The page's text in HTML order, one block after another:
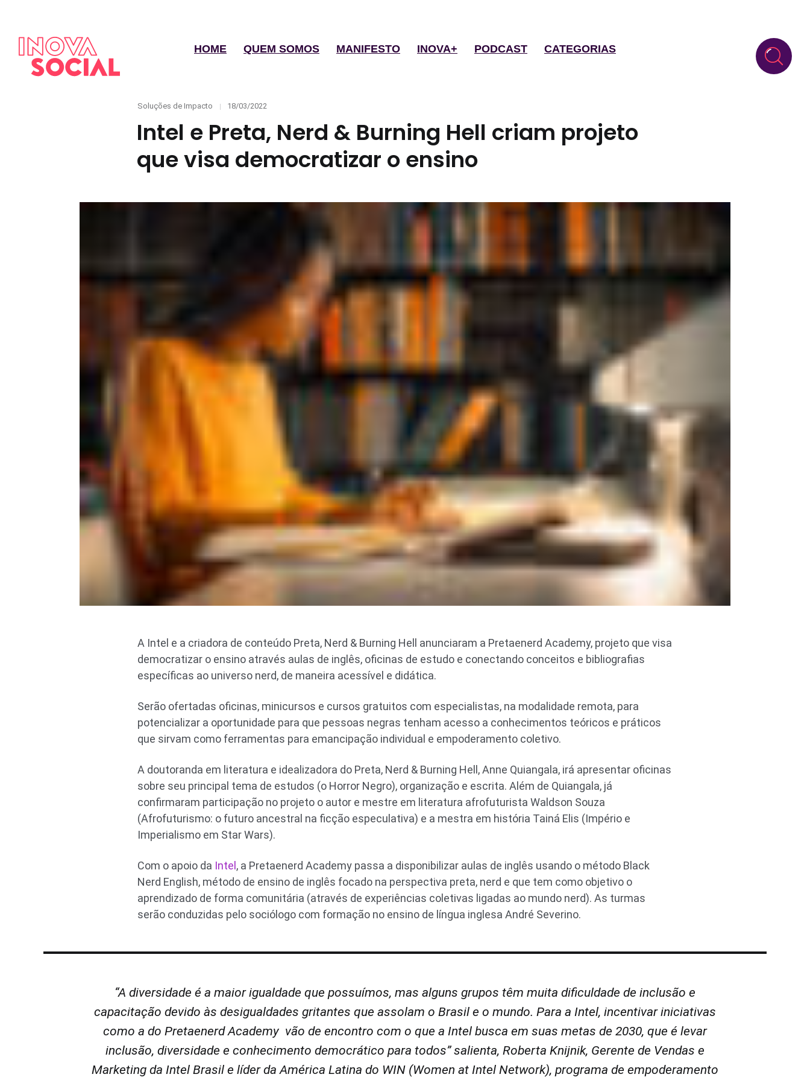
HOME QUEM SOMOS MANIFESTO INOVA+ PODCAST CATEGORIAS
Categories
Soluções de Impacto
Posted
18/03/2022
Intel e Preta, Nerd & Burning Hell criam projeto
que visa democratizar o ensino
A Intel e a criadora de conteúdo Preta, Nerd & Burning Hell anunciaram a Pretaenerd Academy, projeto que visa
democratizar o ensino através aulas de inglês, oficinas de estudo e conectando conceitos e bibliografias
específicas ao universo nerd, de maneira acessível e didática.
Serão ofertadas oficinas, minicursos e cursos gratuitos com especialistas, na modalidade remota, para
potencializar a oportunidade para que pessoas negras tenham acesso a conhecimentos teóricos e práticos
que sirvam como ferramentas para emancipação individual e empoderamento coletivo.
A doutoranda em literatura e idealizadora do Preta, Nerd & Burning Hell, Anne Quiangala, irá apresentar oficinas
sobre seu principal tema de estudos (o Horror Negro), organização e escrita. Além de Quiangala, já
confirmaram participação no projeto o autor e mestre em literatura afrofuturista Waldson Souza
(Afrofuturismo: o futuro ancestral na ficção especulativa) e a mestra em história Tainá Elis (Império e
Imperialismo em Star Wars).
Com o apoio da Intel , a Pretaenerd Academy passa a disponibilizar aulas de inglês usando o método Black
Nerd English, método de ensino de inglês focado na perspectiva preta, nerd e que tem como objetivo o
aprendizado de forma comunitária (através de experiências coletivas ligadas ao mundo nerd). As turmas
serão conduzidas pelo sociólogo com formação no ensino de língua inglesa André Severino.
“A diversidade é a maior igualdade que possuímos, mas alguns grupos têm muita dificuldade de inclusão e
capacitação devido às desigualdades gritantes que assolam o Brasil e o mundo. Para a Intel, incentivar iniciativas
como a do Pretaenerd Academy vão de encontro com o que a Intel busca em suas metas de 2030, que é levar
inclusão, diversidade e conhecimento democrático para todos” salienta, Roberta Knijnik, Gerente de Vendas e
Marketing da Intel Brasil e líder da América Latina do WIN (Women at Intel Network), programa de empoderamento